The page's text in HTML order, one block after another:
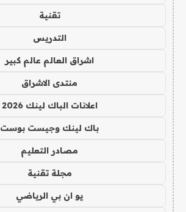
تقنية
التدريس
اشراق العالم عالم كبير
منتدى الاشراق
اعلانات الباك لينك 2026
باك لينك وجيست بوست
مصادر التعليم
مجلة تقنية
يو ان بي الرياضي